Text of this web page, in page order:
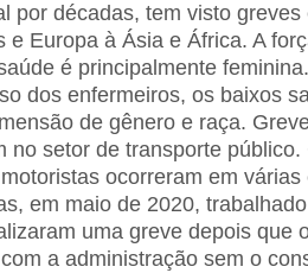
por décadas, tem visto greves
e Europa à Ásia e África. A
é principalmente feminina.
dos enfermeiros, os baixos
de gênero e raça.
no setor de transporte público.
ocorreram em várias
em maio de 2020,
uma greve depois que
a administração sem o